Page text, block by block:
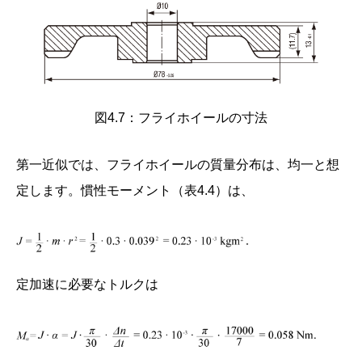
図4.7：フライホイールの寸法
第一近似では、フライホイールの質量分布は、均一と想
定します。慣性モーメント（表4.4）は、
定加速に必要なトルクは